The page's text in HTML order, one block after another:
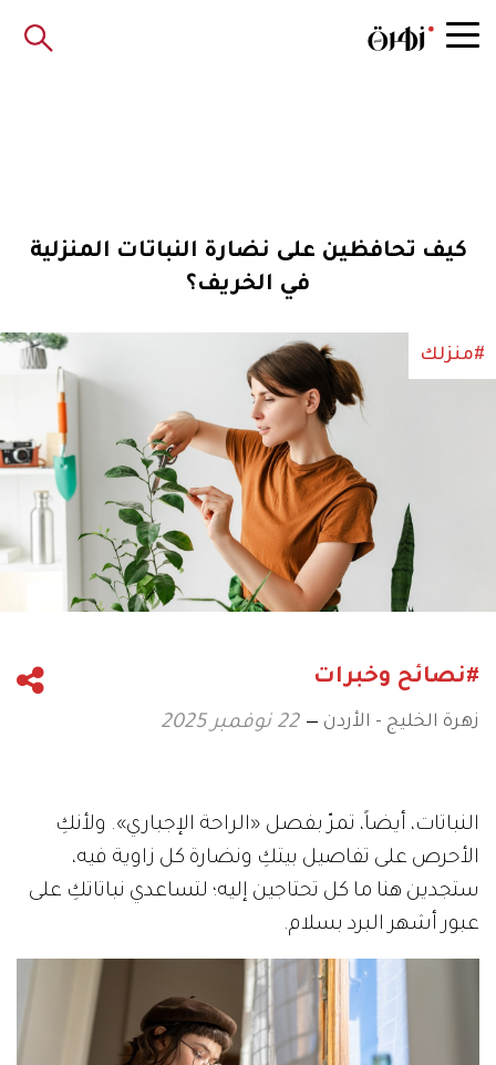
كيف تحافظين على نضارة النباتات المنزلية
في الخريف؟
#منزلك
#نصائح وخبرات
زهرة الخليج - الأردن 22 نوفمبر 2025
النباتات، أيضاً، تمرّ بفصل «الراحة الإجباري». ولأنكِ
الأحرص على تفاصيل بيتكِ ونضارة كل زاوية فيه،
ستجدين هنا ما كل تحتاجين إليه؛ لتساعدي نباتاتكِ على
عبور أشهر البرد بسلام.